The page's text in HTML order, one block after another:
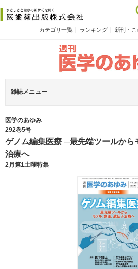
カテゴリ一覧 ランキング 新刊・
雑誌メニュー
医学のあゆみ
292巻5号
ゲノム編集医療 ─最先端ツールから
治療へ
2月第1土曜特集